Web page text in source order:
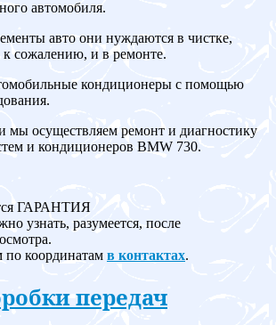
автомобиля.
авто они нуждаются в чистке,
к сожалению, и в ремонте.
кондиционеры с помощью
мы осуществляем ремонт и диагностику
и кондиционеров BMW 730.
ГАРАНТИЯ
узнать, разумеется, после
по координатам в контактах.
передач